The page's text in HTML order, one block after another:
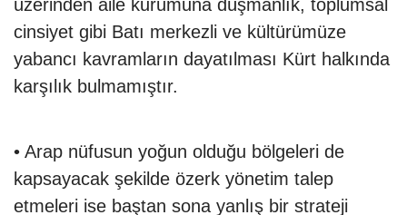
üzerinden aile kurumuna düşmanlık, toplumsal
cinsiyet gibi Batı merkezli ve kültürümüze
yabancı kavramların dayatılması Kürt halkında
karşılık bulmamıştır.
• Arap nüfusun yoğun olduğu bölgeleri de
kapsayacak şekilde özerk yönetim talep
etmeleri ise baştan sona yanlış bir strateji